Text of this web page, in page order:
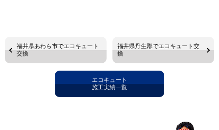
福井県あわら市でエコキュート
交換
福井県丹生郡でエコキュート交
換
エコキュート
施工実績一覧